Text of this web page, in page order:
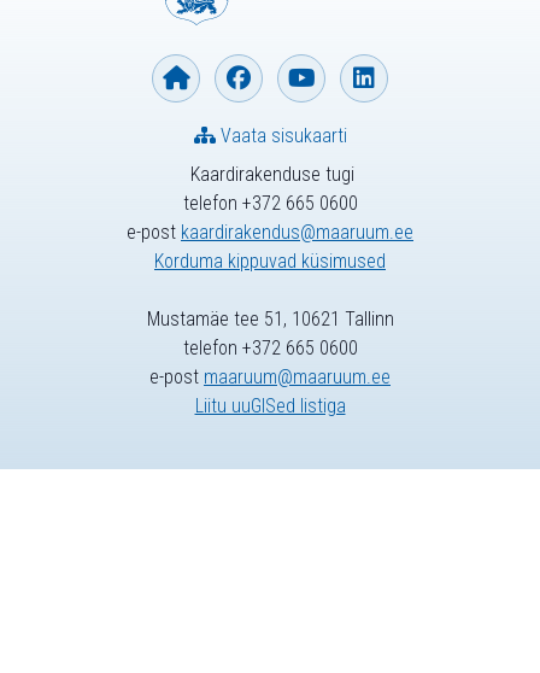
Kaardirakenduse tugi
telefon +372 665 0600
e-post kaardirakendus@maaruum.ee
Korduma kippuvad küsimused
Vaata sisukaarti
Mustamäe tee 51, 10621 Tallinn
telefon +372 665 0600
e-post maaruum@maaruum.ee
Liitu uuGISed listiga